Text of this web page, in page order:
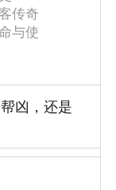
奇
使
凶，还是
便